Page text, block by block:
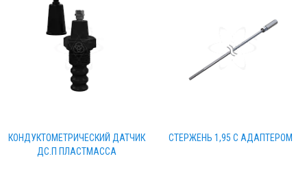
КОНДУКТОМЕТРИЧЕСКИЙ ДАТЧИК
ДС.П ПЛАСТМАССА
СТЕРЖЕНЬ 1,95 С АДАПТЕРОМ